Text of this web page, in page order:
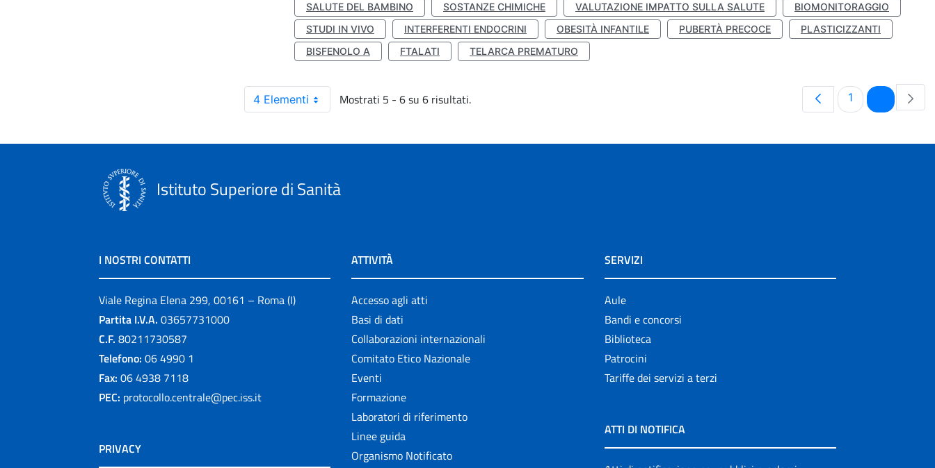
SALUTE DEL BAMBINO
SOSTANZE CHIMICHE VALUTAZIONE IMPATTO SULLA SALUTE
BIOMONITORAGGIO
STUDI IN VIVO
INTERFERENTI ENDOCRINI OBESITÀ INFANTILE PUBERTÀ PRECOCE
PLASTICIZZANTI
BISFENOLO A
FTALATI TELARCA PREMATURO
4 Elementi Mostrati 5 - 6 su 6 risultati. Pagina
1 Pagina
Istituto Superiore di Sanità
I NOSTRI CONTATTI
Viale Regina Elena 299, 00161 – Roma (I)
Partita I.V.A. 03657731000
C.F. 80211730587
Telefono: 06 4990 1
Fax: 06 4938 7118
PEC: protocollo.centrale@pec.iss.it
PRIVACY
ATTIVITÀ
Accesso agli atti
Basi di dati
Collaborazioni internazionali
Comitato Etico Nazionale
Eventi
Formazione
Laboratori di riferimento
Linee guida
Organismo Notificato
SERVIZI
Aule
Bandi e concorsi
Biblioteca
Patrocini
Tariffe dei servizi a terzi
ATTI DI NOTIFICA